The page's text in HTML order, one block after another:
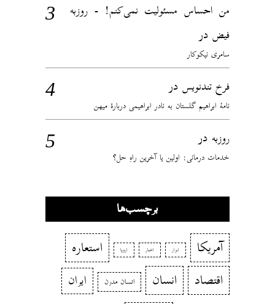
من احساس مسئولیت نمی‌کنم! - روزبه
فیض در
سامری نیکوکار
فرخ تندنویس در
نامهٔ ابراهیم گلستان به نادر ابراهیمی دربارهٔ میهن
روزبه در
خدمات درمانی: اولین یا آخرین راهِ حل؟
برچسب‌ها
آمریکا ابزار اخبار اروپا
استعاره
اقتصاد
انسان انسان مدرن ایران